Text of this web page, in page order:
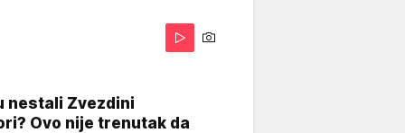
nestali Zvezdini
Ovo nije trenutak da